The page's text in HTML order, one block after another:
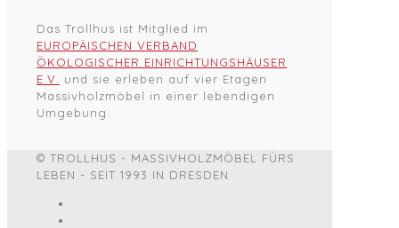
Das Trollhus ist Mitglied im
EUROPÄISCHEN VERBAND
ÖKOLOGISCHER EINRICHTUNGSHÄUSER
E.V.
und sie erleben auf vier Etagen
Massivholzmöbel in einer lebendigen
Umgebung.
© TROLLHUS - MASSIVHOLZMÖBEL FÜRS
LEBEN - SEIT 1993 IN DRESDEN